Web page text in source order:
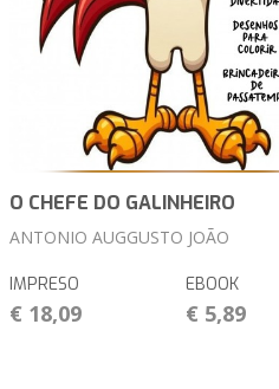
O CHEFE DO GALINHEIRO
ANTONIO AUGGUSTO JOÃO
IMPRESO
€ 18,09
EBOOK
€ 5,89